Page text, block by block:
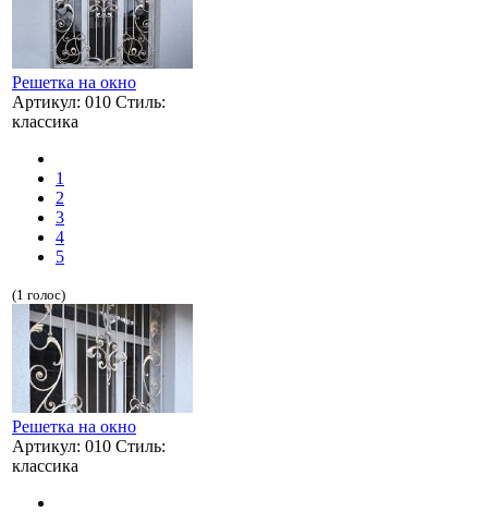
Решетка на окно
Артикул: 010 Стиль:
классика
1
2
3
4
5
(1 голос)
Решетка на окно
Артикул: 010 Стиль:
классика